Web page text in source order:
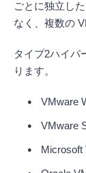
ごとに独立し
なく、複数の
タイプ2ハイパ
ります。
VMware
VMware
Microsoft